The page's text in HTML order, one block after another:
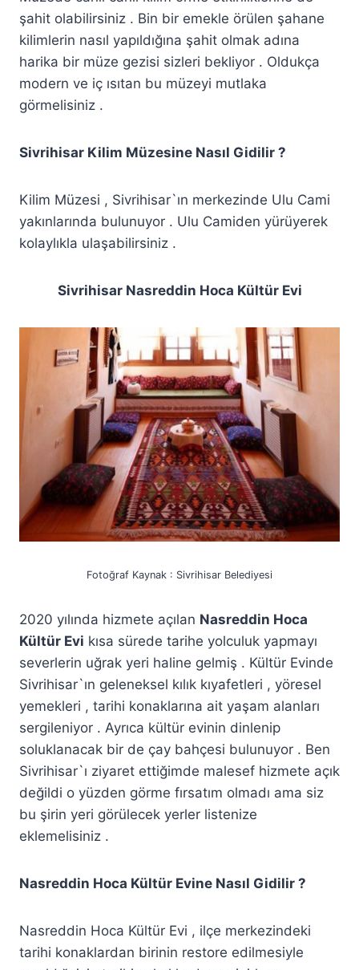
şahit olabilirsiniz . Bin bir emekle örülen şahane
kilimlerin nasıl yapıldığına şahit olmak adına
harika bir müze gezisi sizleri bekliyor . Oldukça
modern ve iç ısıtan bu müzeyi mutlaka
görmelisiniz .
Sivrihisar Kilim Müzesine Nasıl Gidilir ?
Kilim Müzesi , Sivrihisar`ın merkezinde Ulu Cami
yakınlarında bulunuyor . Ulu Camiden yürüyerek
kolaylıkla ulaşabilirsiniz .
Sivrihisar Nasreddin Hoca Kültür Evi
Fotoğraf Kaynak : Sivrihisar Belediyesi
2020 yılında hizmete açılan Nasreddin Hoca
Kültür Evi kısa sürede tarihe yolculuk yapmayı
severlerin uğrak yeri haline gelmiş . Kültür Evinde
Sivrihisar`ın geleneksel kılık kıyafetleri , yöresel
yemekleri , tarihi konaklarına ait yaşam alanları
sergileniyor . Ayrıca kültür evinin dinlenip
soluklanacak bir de çay bahçesi bulunuyor . Ben
Sivrihisar`ı ziyaret ettiğimde malesef hizmete açık
değildi o yüzden görme fırsatım olmadı ama siz
bu şirin yeri görülecek yerler listenize
eklemelisiniz .
Nasreddin Hoca Kültür Evine Nasıl Gidilir ?
Nasreddin Hoca Kültür Evi , ilçe merkezindeki
tarihi konaklardan birinin restore edilmesiyle